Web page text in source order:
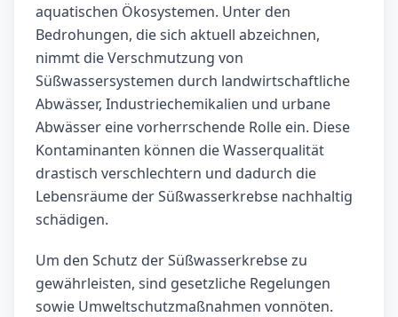
aquatischen Ökosystemen. Unter den
Bedrohungen, die sich aktuell abzeichnen,
nimmt die Verschmutzung von
Süßwassersystemen durch landwirtschaftliche
Abwässer, Industriechemikalien und urbane
Abwässer eine vorherrschende Rolle ein. Diese
Kontaminanten können die Wasserqualität
drastisch verschlechtern und dadurch die
Lebensräume der Süßwasserkrebse nachhaltig
schädigen.
Um den Schutz der Süßwasserkrebse zu
gewährleisten, sind gesetzliche Regelungen
sowie Umweltschutzmaßnahmen vonnöten.